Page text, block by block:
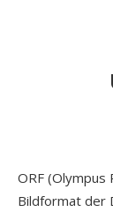
ORF (Olympus
Bildformat der